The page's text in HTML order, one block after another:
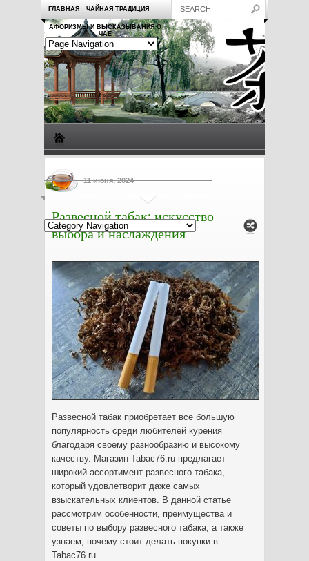
ГЛАВНАЯ ЧАЙНАЯ ТРАДИЦИЯ
АФОРИЗМЫ И ВЫСКАЗЫВАНИЯ О
ЧАЕ
Рецепты с чаем Полезные свойства чая
11 июня, 2024
Развесной табак: искусство
выбора и наслаждения
Развесной табак приобретает все большую
популярность среди любителей курения
благодаря своему разнообразию и высокому
качеству. Магазин Tabac76.ru предлагает
широкий ассортимент развесного табака,
который удовлетворит даже самых
взыскательных клиентов. В данной статье
рассмотрим особенности, преимущества и
советы по выбору развесного табака, а также
узнаем, почему стоит делать покупки в
Tabac76.ru.